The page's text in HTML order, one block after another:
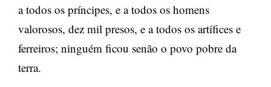
a todos os príncipes, e a todos os homens
valorosos, dez mil presos, e a todos os artífices e
ferreiros; ninguém ficou senão o povo pobre da
terra.